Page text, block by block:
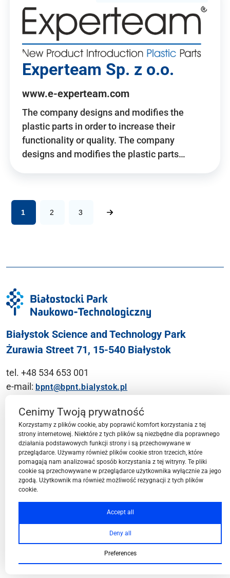
Experteam Sp. z o.o.
www.e-experteam.com
The company designs and modifies the
plastic parts in order to increase their
functionality or quality. The company
designs and modifies the plastic parts…
1 2 3
Białystok Science and Technology Park
Żurawia Street 71, 15-540 Białystok
tel. +48 534 653 001
e-mail: bpnt@bpnt.bialystok.pl
Contact
BPN-T Area
BPN-T Offer
Cenimy Twoją prywatność
Korzystamy z plików cookie, aby poprawić komfort korzystania z tej
strony internetowej. Niektóre z tych plików są niezbędne dla poprawnego
działania podstawowych funkcji strony i są przechowywane w
przeglądarce. Używamy również plików cookie stron trzecich, które
pomagają nam analizować sposób korzystania z tej witryny. Te pliki
cookie są przechowywane w przeglądarce użytkownika wyłącznie za jego
zgodą. Użytkownik ma również możliwość rezygnacji z tych plików
cookie.
Accept all
Deny all
Preferences